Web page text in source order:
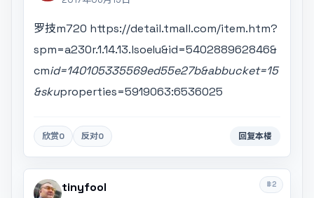
罗技m720 https://detail.tmall.com/item.htm?
spm=a230r.1.14.13.lsoeIu&id=540288962846&
cmid=140105335569ed55e27b&abbucket=15
&skuproperties=5919063:6536025
欣赏0 反对0 回复本楼
#2
tinyfool